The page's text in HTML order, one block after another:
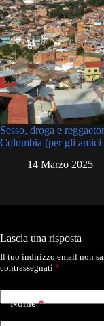
Sesso, droga e
Colombia (per gli
14 Marzo 2025
Lascia una risposta
Il tuo indirizzo email non
contrassegnati *
Nome*